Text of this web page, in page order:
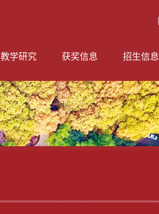
教学研究 获奖信息 招生信息